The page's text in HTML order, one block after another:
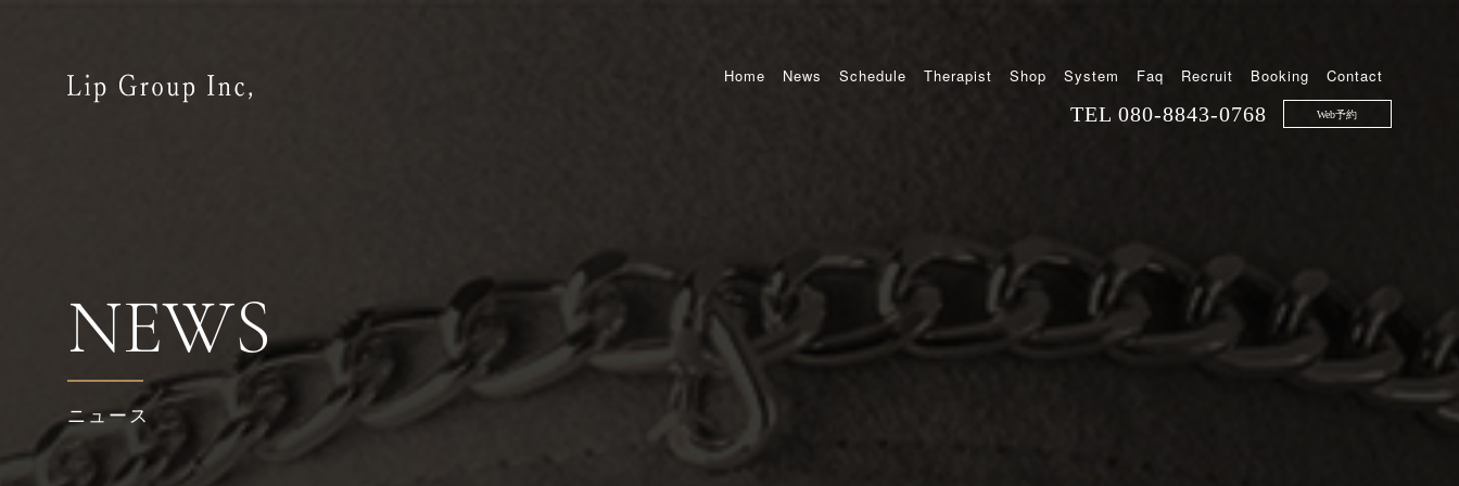
Home News Schedule Therapist Shop System Faq Recruit Booking Contact
TEL 080-8843-0768 Web予約
NEWS
ニュース